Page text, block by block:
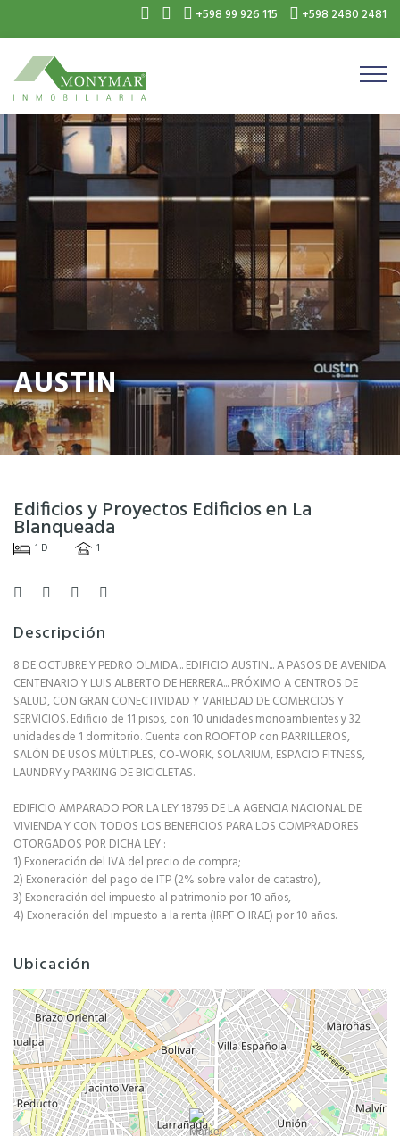
+598 99 926 115 +598 2480 2481
AUSTIN
Edificios y Proyectos Edificios en La
Blanqueada
1 D 1
Descripción
8 DE OCTUBRE Y PEDRO OLMIDA... EDIFICIO AUSTIN... A PASOS DE AVENIDA
CENTENARIO Y LUIS ALBERTO DE HERRERA... PRÓXIMO A CENTROS DE
SALUD, CON GRAN CONECTIVIDAD Y VARIEDAD DE COMERCIOS Y
SERVICIOS. Edificio de 11 pisos, con 10 unidades monoambientes y 32
unidades de 1 dormitorio. Cuenta con ROOFTOP con PARRILLEROS,
SALÓN DE USOS MÚLTIPLES, CO-WORK, SOLARIUM, ESPACIO FITNESS,
LAUNDRY y PARKING DE BICICLETAS.
EDIFICIO AMPARADO POR LA LEY 18795 DE LA AGENCIA NACIONAL DE
VIVIENDA Y CON TODOS LOS BENEFICIOS PARA LOS COMPRADORES
OTORGADOS POR DICHA LEY :
1) Exoneración del IVA del precio de compra;
2) Exoneración del pago de ITP (2% sobre valor de catastro),
3) Exoneración del impuesto al patrimonio por 10 años,
4) Exoneración del impuesto a la renta (IRPF O IRAE) por 10 años.
Ubicación